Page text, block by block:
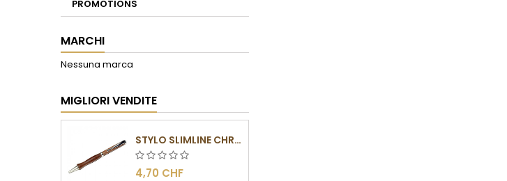
PROMOTIONS
MARCHI
Nessuna marca
MIGLIORI VENDITE
STYLO SLIMLINE CHROMÉ
4,70 CHF